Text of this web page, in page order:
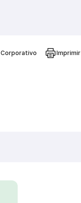
Corporativo Imprimir